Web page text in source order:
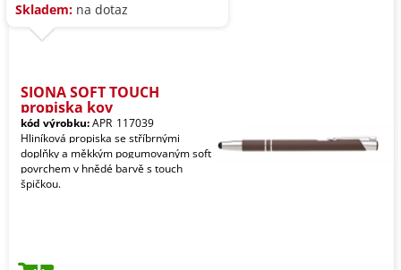
Skladem: na dotaz
SIONA SOFT TOUCH
propiska kov
kód výrobku:APR_117039
Hliníková propiska se stříbrnými
doplňky a měkkým pogumovaným soft
povrchem v hnědé barvě s touch
špičkou.